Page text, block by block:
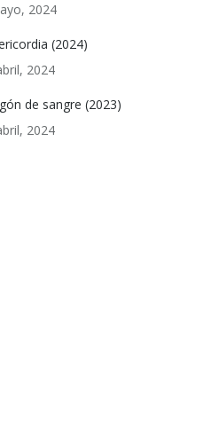
2024
(2024)
2024
de sangre (2023)
2024